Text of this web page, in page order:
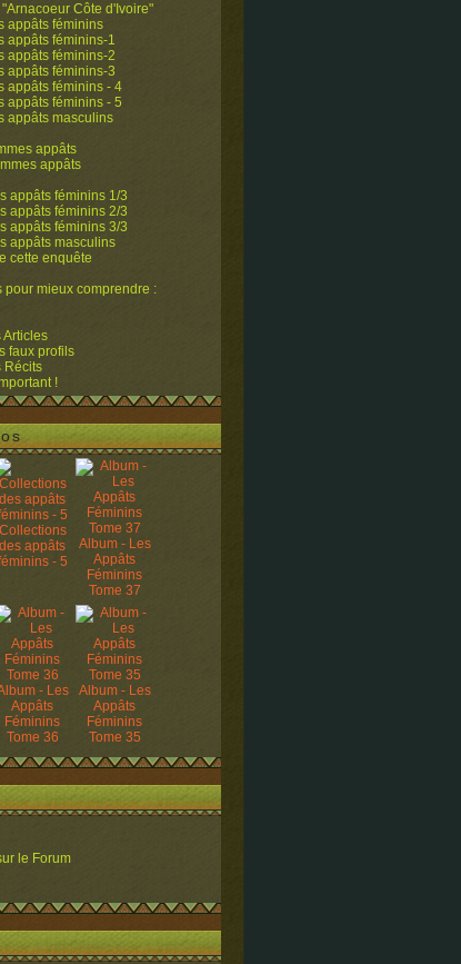
Côte d'Ivoire"
appâts féminins
appâts féminins-1
appâts féminins-2
appâts féminins-3
appâts féminins - 4
appâts féminins - 5
appâts masculins
appâts
appâts
appâts féminins 1/3
appâts féminins 2/3
appâts féminins 3/3
appâts masculins
cette enquête
pour mieux comprendre :
Articles
faux profils
Récits
!
Collections
des appâts
- 5
Album - Les
Appâts
Féminins
Tome 37
- Les
Appâts
Féminins
Tome 36
Album - Les
Appâts
Féminins
Tome 35
le Forum